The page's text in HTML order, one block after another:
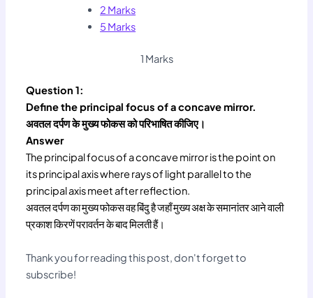
2 Marks
5 Marks
1 Marks
Question 1:
Define the principal focus of a concave mirror.
अवतल दर्पण के मुख्य फोकस को परिभाषित कीजिए।
Answer
The principal focus of a concave mirror is the point on
its principal axis where rays of light parallel to the
principal axis meet after reflection.
अवतल दर्पण का मुख्य फोकस वह बिंदु है जहाँ मुख्य अक्ष के समानांतर आने वाली
प्रकाश किरणें परावर्तन के बाद मिलती हैं।
Thank you for reading this post, don't forget to
subscribe!